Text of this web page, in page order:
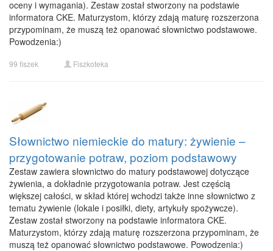
oceny i wymagania). Zestaw został stworzony na podstawie
informatora CKE. Maturzystom, którzy zdają maturę rozszerzona
przypominam, że muszą też opanować słownictwo podstawowe.
Powodzenia:)
99 fiszek Fiszkoteka
Słownictwo niemieckie do matury: żywienie –
przygotowanie potraw, poziom podstawowy
Zestaw zawiera słownictwo do matury podstawowej dotyczące
żywienia, a dokładnie przygotowania potraw. Jest częścią
większej całości, w skład której wchodzi także inne słownictwo z
tematu żywienie (lokale i posiłki, diety, artykuły spożywcze).
Zestaw został stworzony na podstawie informatora CKE.
Maturzystom, którzy zdają maturę rozszerzona przypominam, że
muszą też opanować słownictwo podstawowe. Powodzenia:)